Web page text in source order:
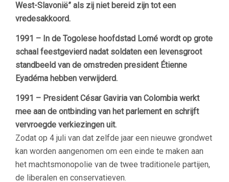
West-Slavonië” als zij niet bereid zijn tot een
vredesakkoord.
1991 – In de Togolese hoofdstad Lomé wordt op grote
schaal feestgevierd nadat soldaten een levensgroot
standbeeld van de omstreden president Étienne
Eyadéma hebben verwijderd.
1991 – President César Gaviria van Colombia werkt
mee aan de ontbinding van het parlement en schrijft
vervroegde verkiezingen uit.
Zodat op 4 juli van dat zelfde jaar een nieuwe grondwet
kan worden aangenomen om een einde te maken aan
het machtsmonopolie van de twee traditionele partijen,
de liberalen en conservatieven.